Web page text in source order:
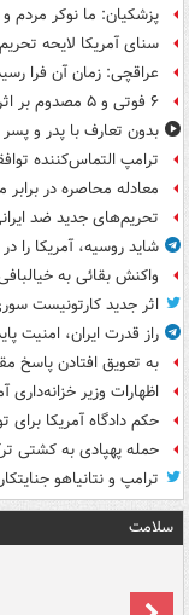
پزشکیان: ما نوکر
سنای آمریکا لایحه
عراقچی: زمان آن فرا
۶ فوتی و ۵ مصدوم بر اثر تصادف زنجیره‌ای
بدون تعارف با پدر و
ترامپ التماس‌کننده
معادله محاصره در
تحریم‌های جدید ضد
شاید روسیه، آمریکا را
واکنش بقائی به
اثر جدید کارتونیست
راز قدرت ایران، امنیت
به تعویق افتادن پاسخ
اظهارات وزیر
حکم دادگاه آمریکا
حمله پهپادی به کشتی
ترامپ و نتانیاهو
سلامت